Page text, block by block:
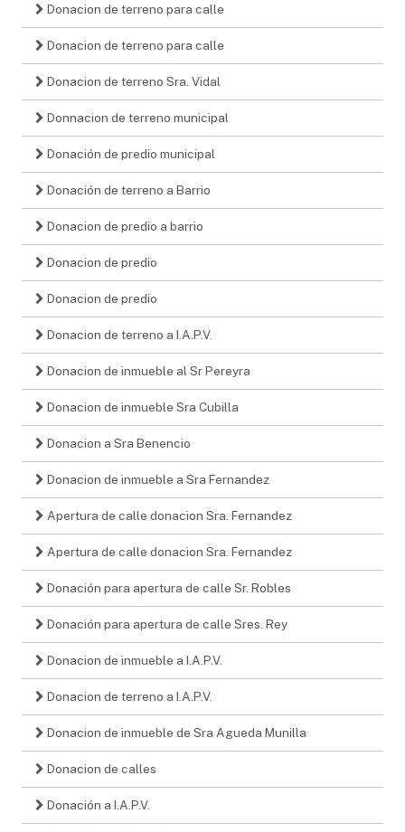
Donacion de terreno para calle
Donacion de terreno para calle
Donacion de terreno Sra. Vidal
Donnacion de terreno municipal
Donación de predio municipal
Donación de terreno a Barrio
Donacion de predio a barrio
Donacion de predio
Donacion de predio
Donacion de terreno a I.A.P.V.
Donacion de inmueble al Sr Pereyra
Donacion de inmueble Sra Cubilla
Donacion a Sra Benencio
Donacion de inmueble a Sra Fernandez
Apertura de calle donacion Sra. Fernandez
Apertura de calle donacion Sra. Fernandez
Donación para apertura de calle Sr. Robles
Donación para apertura de calle Sres. Rey
Donacion de inmueble a I.A.P.V.
Donacion de terreno a I.A.P.V.
Donacion de inmueble de Sra Agueda Munilla
Donacion de calles
Donación a I.A.P.V.